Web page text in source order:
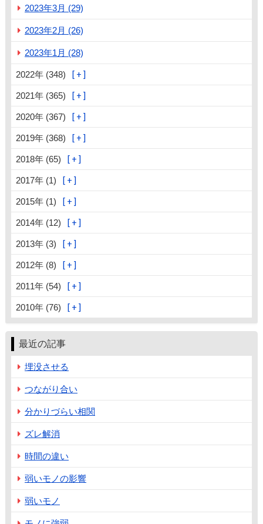
2023年3月 (29)
2023年2月 (26)
2023年1月 (28)
2022年 (348)
2021年 (365)
2020年 (367)
2019年 (368)
2018年 (65)
2017年 (1)
2015年 (1)
2014年 (12)
2013年 (3)
2012年 (8)
2011年 (54)
2010年 (76)
最近の記事
埋没させる
つながり合い
分かりづらい相関
ズレ解消
時間の違い
弱いモノの影響
弱いモノ